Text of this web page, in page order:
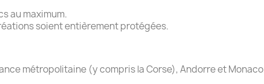
au maximum.
soient entièrement protégées.
métropolitaine (y compris la Corse), Andorre et